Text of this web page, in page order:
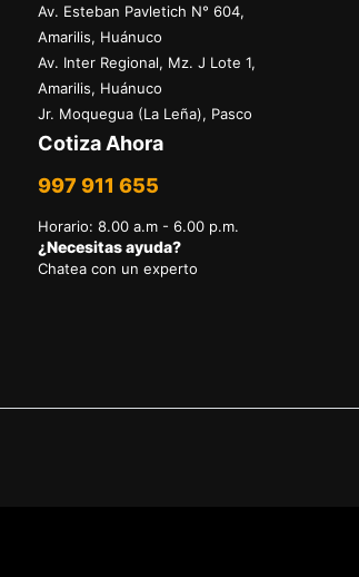
Av. Esteban Pavletich N° 604,
Amarilis, Huánuco
Av. Inter Regional, Mz. J Lote 1,
Amarilis, Huánuco
Jr. Moquegua (La Leña), Pasco
Cotiza Ahora
997 911 655
Horario:8.00 a.m - 6.00 p.m.
¿Necesitas ayuda?
Chatea con un experto